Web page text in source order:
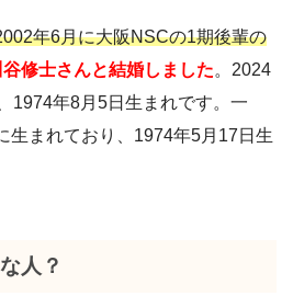
年6月に大阪NSCの1期後輩の
谷修士さんと結婚しました。2024
1974年8月5日生まれです。一
生まれており、1974年5月17日生
人？